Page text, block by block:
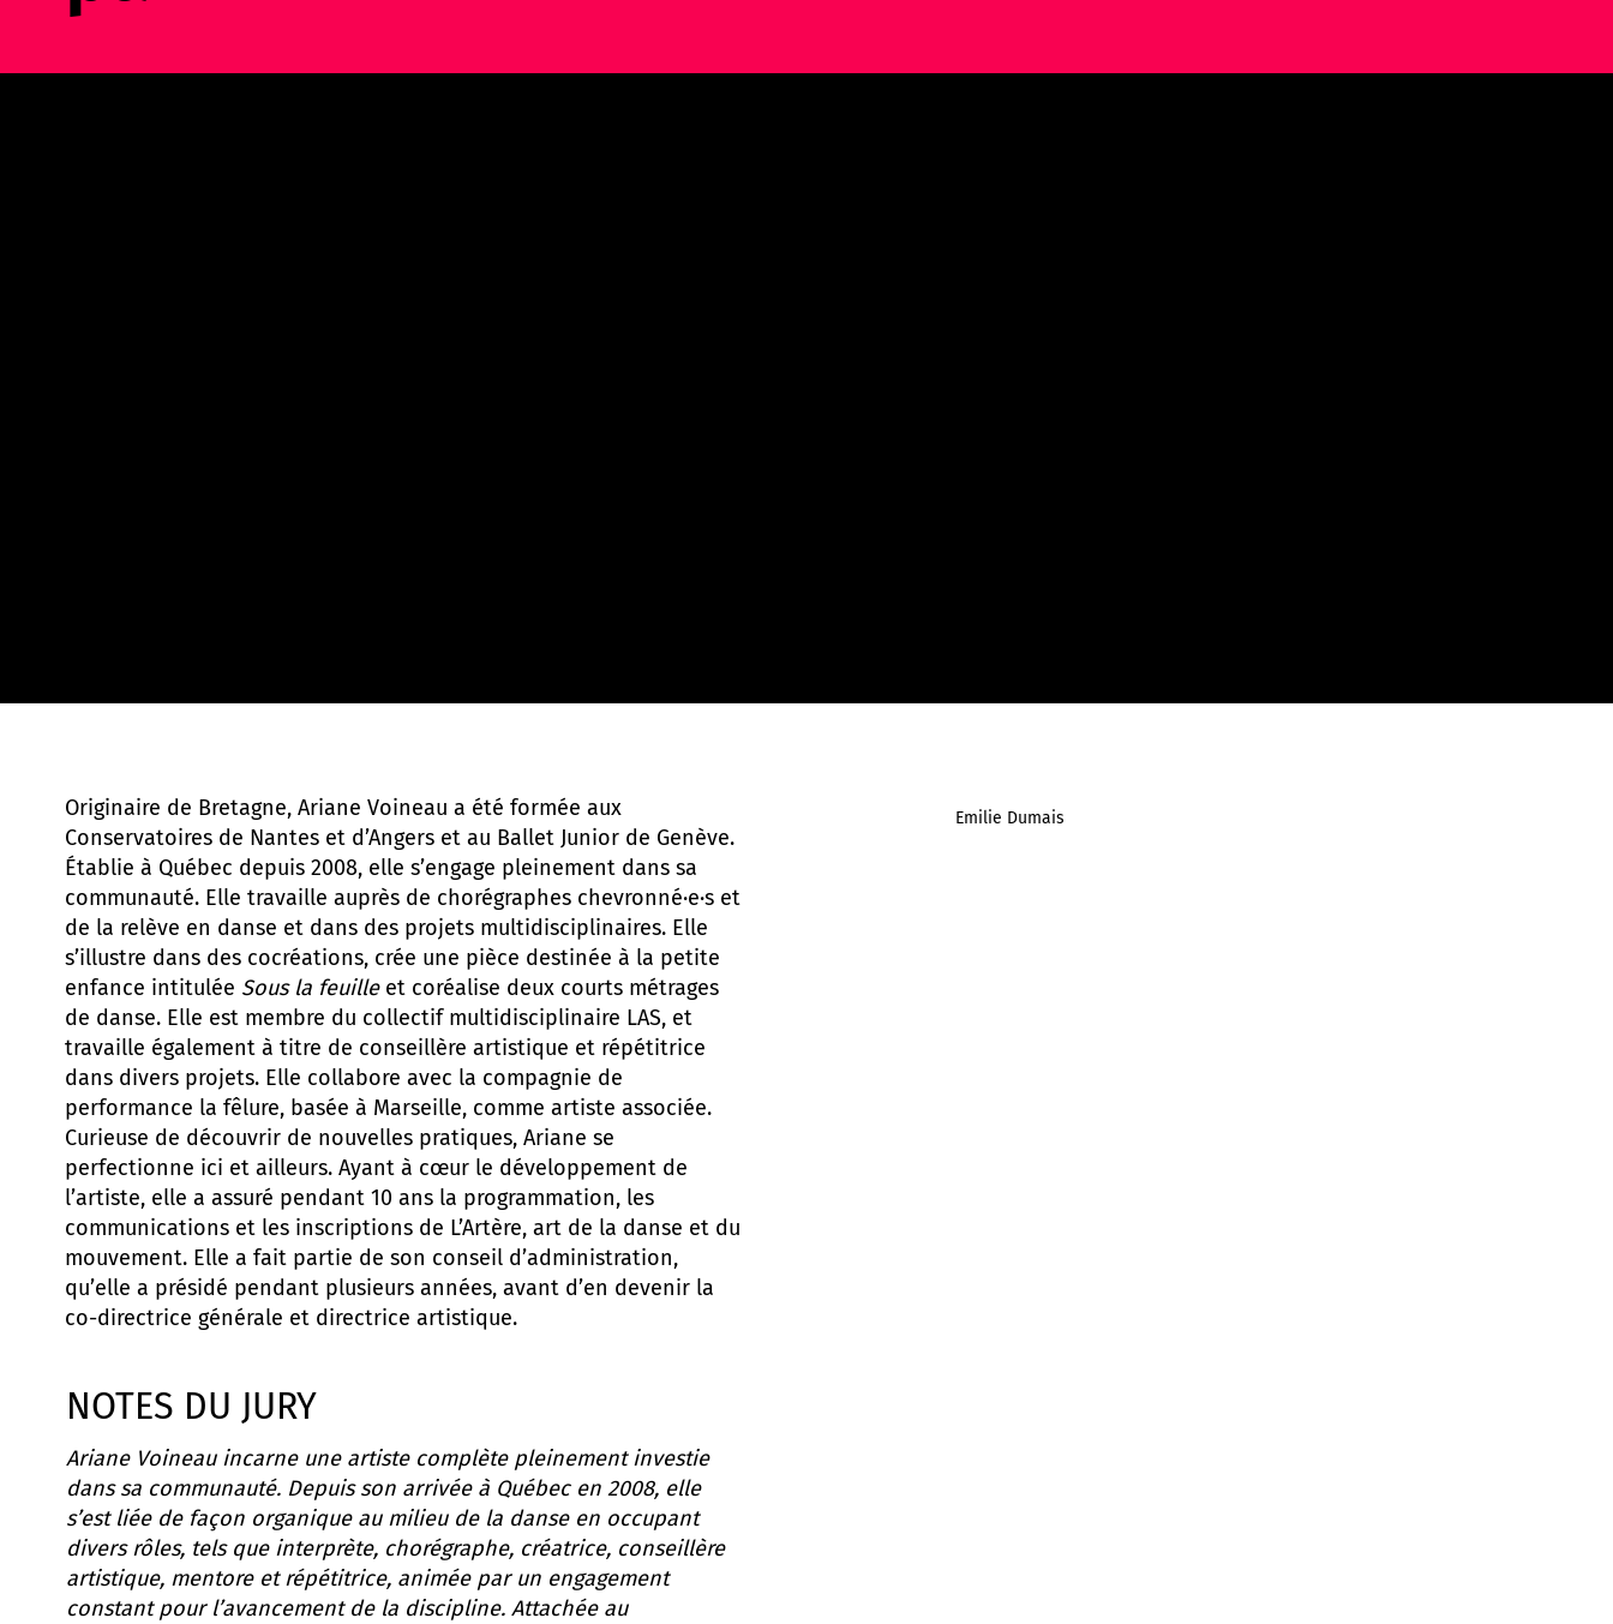
Originaire de Bretagne, Ariane Voineau a été formée aux
Conservatoires de Nantes et d’Angers et au Ballet Junior de Genève.
Établie à Québec depuis 2008, elle s’engage pleinement dans sa
communauté. Elle travaille auprès de chorégraphes chevronné·e·s et
de la relève en danse et dans des projets multidisciplinaires. Elle
s’illustre dans des cocréations, crée une pièce destinée à la petite
enfance intitulée Sous la feuille et coréalise deux courts métrages
de danse. Elle est membre du collectif multidisciplinaire LAS, et
travaille également à titre de conseillère artistique et répétitrice
dans divers projets. Elle collabore avec la compagnie de
performance la fêlure, basée à Marseille, comme artiste associée.
Curieuse de découvrir de nouvelles pratiques, Ariane se
perfectionne ici et ailleurs. Ayant à cœur le développement de
l’artiste, elle a assuré pendant 10 ans la programmation, les
communications et les inscriptions de L’Artère, art de la danse et du
mouvement. Elle a fait partie de son conseil d’administration,
qu’elle a présidé pendant plusieurs années, avant d’en devenir la
co-directrice générale et directrice artistique.
NOTES DU JURY
Ariane Voineau incarne une artiste complète pleinement investie
dans sa communauté. Depuis son arrivée à Québec en 2008, elle
s’est liée de façon organique au milieu de la danse en occupant
divers rôles, tels que interprète, chorégraphe, créatrice, conseillère
artistique, mentore et répétitrice, animée par un engagement
constant pour l’avancement de la discipline. Attachée au
Emilie Dumais